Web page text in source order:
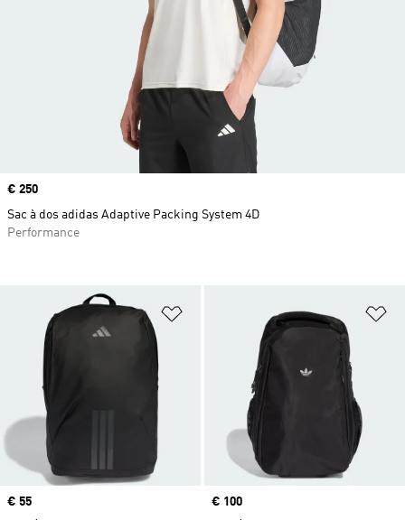
Ajouter à la Liste de produits
Prix
€ 55
Prix
€ 100
Prix
€ 250
Sac à dos adidas Adaptive Packing System 4D
Performance